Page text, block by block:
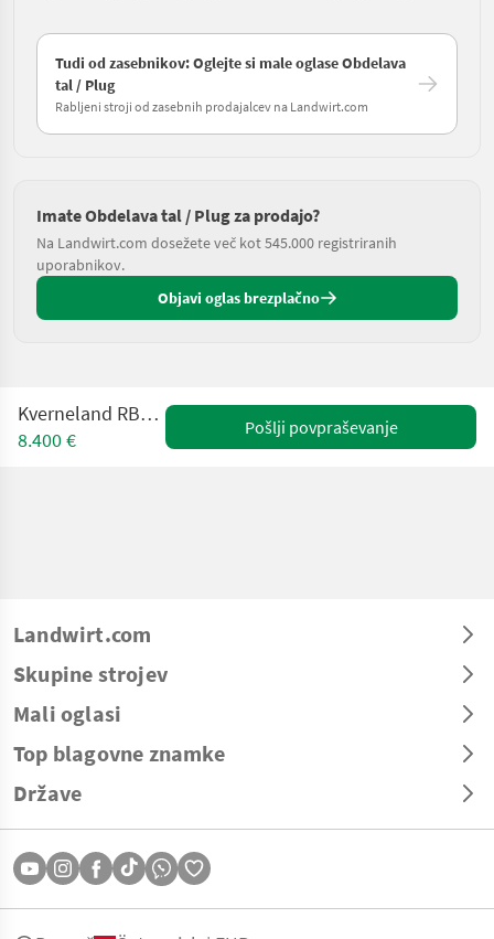
Tudi od zasebnikov: Oglejte si male oglase Obdelava
tal / Plug
Rabljeni stroji od zasebnih prodajalcev na Landwirt.com
Imate Obdelava tal / Plug za prodajo?
Na Landwirt.com dosežete več kot 545.000 registriranih
uporabnikov.
Objavi oglas brezplačno
Kverneland RB100 - 7Schar
8.400 €
Pošlji povpraševanje
Landwirt.com
Skupine strojev
Mali oglasi
Top blagovne znamke
Države